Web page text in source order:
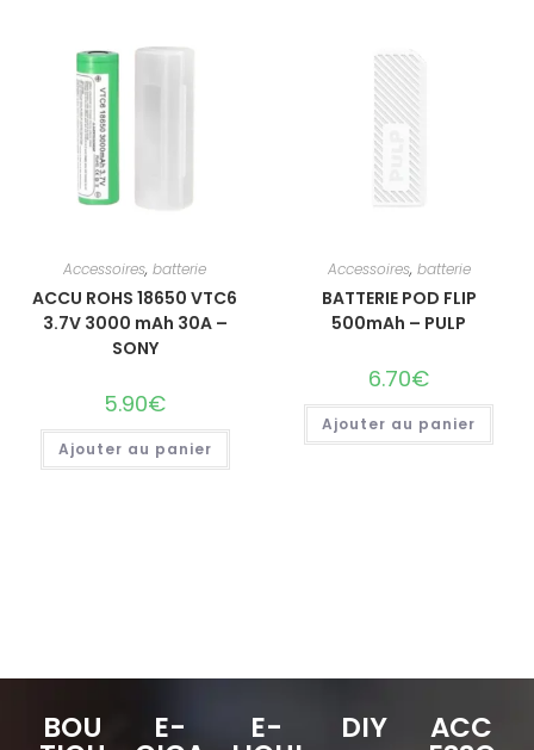
Accessoires,batterie
ACCU ROHS 18650 VTC6
3.7V 3000 mAh 30A –
SONY
5.90€
Ajouter au panier
Accessoires, batterie
BATTERIE POD FLIP
500mAh – PULP
6.70€
Ajouter au panier
BOU E- E- DIY ACC